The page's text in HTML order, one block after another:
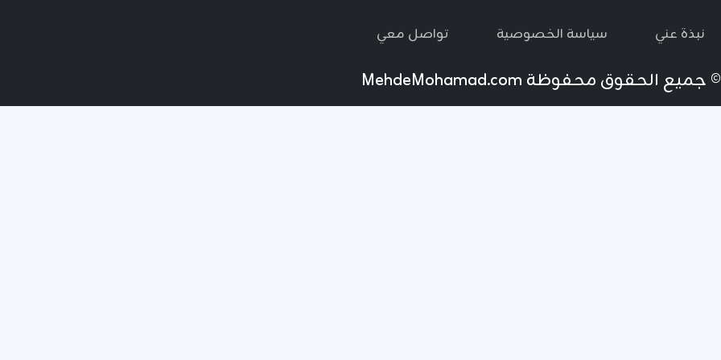
نبذة عني سياسة الخصوصية تواصل معي
© جميع الحقوق محفوظة MehdeMohamad.com